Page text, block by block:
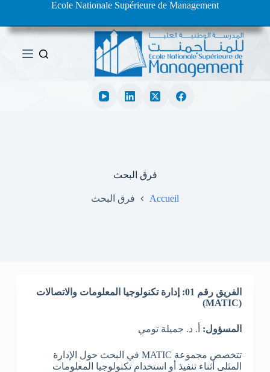
ل
ت
Ecole Nationale Supérieure de Management
فرق البحث
Accueil فرق البحث
الفريق رقم 01: إدارة تكنولوجيا المعلومات والاتصالات
(MATIC)
المسؤول: أ. د. جميلة تومي
تتخصص مجموعة MATIC في البحث حول الإدارة
المثلى أثناء تنفيذ أو استخدام تكنولوجيا المعلومات